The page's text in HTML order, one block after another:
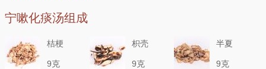
宁嗽化痰汤组成
桔梗
9克
枳壳
9克
半夏
9克